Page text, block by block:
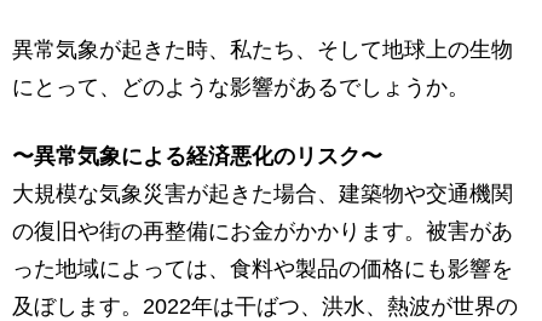
異常気象が起きた時、私たち、そして地球上の生物
にとって、どのような影響があるでしょうか。
〜異常気象による経済悪化のリスク〜
大規模な気象災害が起きた場合、建築物や交通機関
の復旧や街の再整備にお金がかかります。被害があ
った地域によっては、食料や製品の価格にも影響を
及ぼします。2022年は干ばつ、洪水、熱波が世界の